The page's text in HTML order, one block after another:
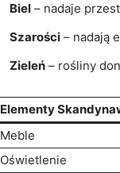
Biel – nadaje
Szarości – nadają
Zieleń – rośliny
Elementy
Meble
Oświetlenie